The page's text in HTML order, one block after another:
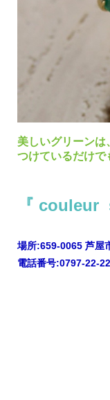
美しいグリーンは
つけているだけで
『 couleur
場所:659-0065 芦屋
電話番号:0797-22-